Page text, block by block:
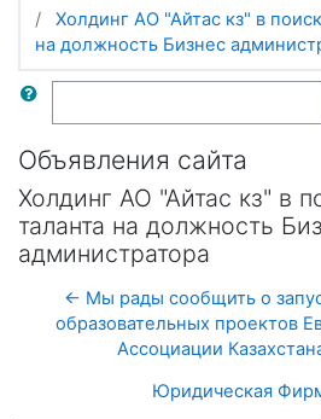
Холдинг АО "Айтас кз" в
на должность Бизнес
Buscar
Объявления сайта
Холдинг АО "Айтас кз" в
таланта на должность
администратора
← Мы рады сообщить о
образовательных проектов
Ассоциации
Юридическая